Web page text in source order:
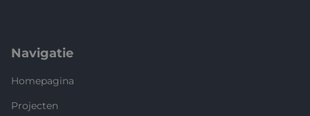
Navigatie
Homepagina
Projecten